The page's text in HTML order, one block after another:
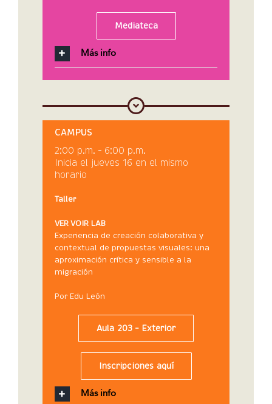
Mediateca
Más info
CAMPUS
2:00 p.m. – 6:00 p.m.
Inicia el jueves 16 en el mismo
horario
Taller
VER VOIR LAB
Experiencia de creación colaborativa y
contextual de propuestas visuales: una
aproximación crítica y sensible a la
migración
Por Edu León
Aula 203 – Exterior
Inscripciones aquí
Más info